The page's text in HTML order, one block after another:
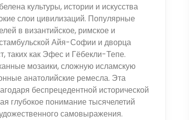
культуры, истории и искусства
слои цивилизаций. Популярные
в византийское, римское и
Айя-Софии и дворца
таких как Эфес и Гёбекли-Тепе.
мозаики, сложную исламскую
анатолийские ремесла. Эта
беспрецедентной исторической
глубокое понимание тысячелетий
самовыражения.